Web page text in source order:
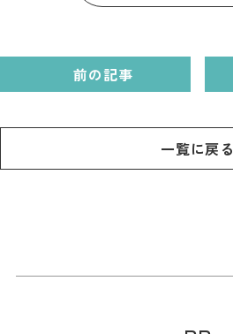
前の記事
一覧に戻る